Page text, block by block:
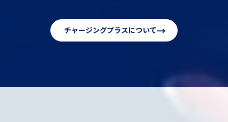
チャージングプラスについて→